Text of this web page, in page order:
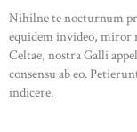
Nihilne te nocturnum
equidem invideo, miror
Celtae, nostra Galli
consensu ab eo.
indicere.